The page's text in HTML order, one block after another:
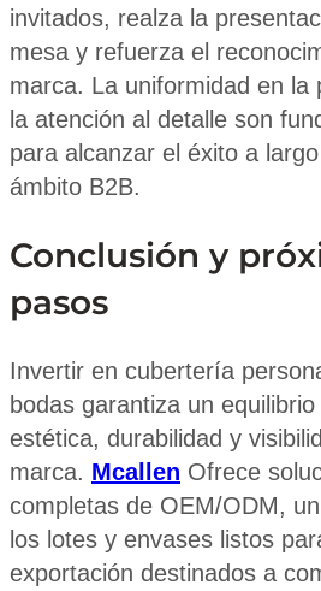
invitados, realza la
mesa y refuerza el
marca. La uniformidad en la
la atención al detalle son
para alcanzar el éxito a
ámbito B2B.
Conclusión y
pasos
Invertir en cubertería
bodas garantiza un
estética, durabilidad y
marca. Mcallen Ofrece
completas de OEM/ODM,
los lotes y envases listos
exportación destinados a